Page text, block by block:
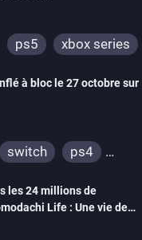
ps5 xbox series
à bloc le 27 octobre sur
switch
ps4
3ds
ps3
switch 2
les 24 millions de
Life : Une vie de